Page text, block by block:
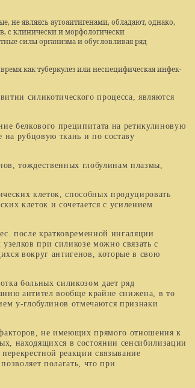
являясь аутоаитигенами, обладают, однако,
с клинически и морфологически
силы организма и обусловливая ряд
как туберкулез или неспецифическая инфек­
силикотического процесса, являются
белкового преципитата на ре­тикулиновую
на рубцовую ткань и по составу
тождественных глобулинам плазмы,
клеток, способных про­дуцировать
клеток и сочетается с усилением
после кратковременной инга­ляции
при силикозе можно связать с
вокруг ан­тигенов, которые в свою
больных силикозом дает ряд
антител вообще крайне сни­жена, в то
у-глобулинов от­мечаются признаки
не имеющих прямого отношения к
находящихся в состоянии сенсибилизации
реакции связывание
полагать, что при